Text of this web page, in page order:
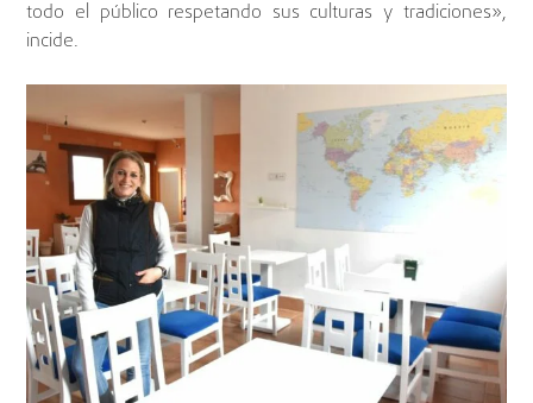
todo el público respetando sus culturas y tradiciones»,
incide.